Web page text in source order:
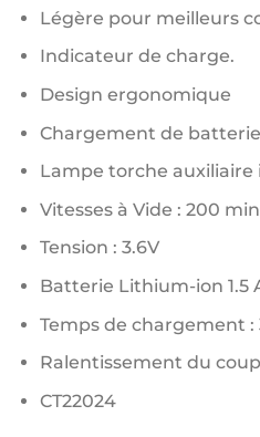
Légère pour meilleurs
Indicateur de charge.
Design ergonomique
Chargement de
Lampe torche auxiliaire
Vitesses à Vide : 200
Tension : 3.6V
Batterie Lithium-ion 1.5
Temps de chargement :
Ralentissement du
CT22024